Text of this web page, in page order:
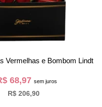
Vermelhas e Bombom Lindt
68,97 sem juros
R$ 206,90